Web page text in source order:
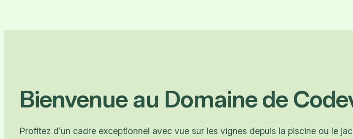
Bienvenue au Domaine de
Profitez d’un cadre exceptionnel avec vue sur les vignes depuis la piscine ou le